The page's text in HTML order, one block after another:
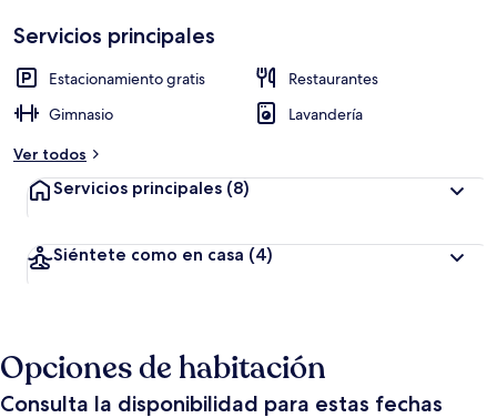
Servicios principales
Estacionamiento gratis
Restaurantes
Gimnasio
Lavandería
Ver todos
Servicios principales (8)
Siéntete como en casa (4)
Opciones de habitación
Consulta la disponibilidad para estas fechas